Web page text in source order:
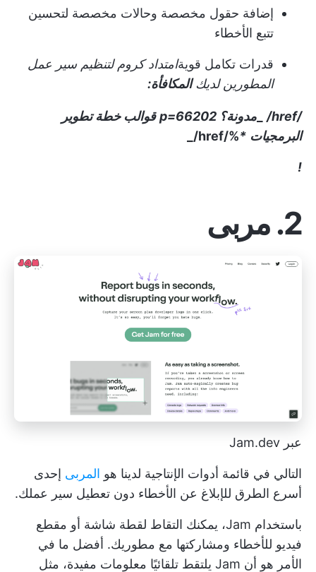
إضافة حقول مخصصة وحالات مخصصة لتحسين
تتبع الأخطاء
قدرات تكامل قويةامتداد كروم لتنظيم سير عمل
المطورين لديك المكافأة:
/href/ مدونة؟ p=66202
قوالب خطة تطوير
البرمجيات *
%/href/_
!
2. مربى
عبر Jam.dev
التالي في قائمة أدوات الإنتاجية لدينا هو المربى إحدى
أسرع الطرق للإبلاغ عن الأخطاء دون تعطيل سير عملك.
باستخدام Jam، يمكنك التقاط لقطة شاشة أو مقطع
فيديو للأخطاء ومشاركتها مع مطوريك. أفضل ما في
الأمر هو أن Jam يلتقط تلقائيًا معلومات مفيدة، مثل